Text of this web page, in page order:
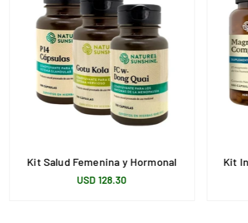
Kit Salud Femenina y Hormonal
Precio
USD 128.30
Kit